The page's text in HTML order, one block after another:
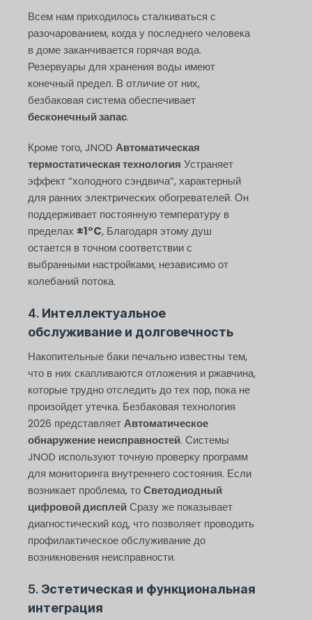
Всем нам приходилось сталкиваться с
разочарованием, когда у последнего человека
в доме заканчивается горячая вода.
Резервуары для хранения воды имеют
конечный предел. В отличие от них,
безбаковая система обеспечивает
бесконечный запас.
Кроме того, JNOD Автоматическая
термостатическая технология Устраняет
эффект “холодного сэндвича”, характерный
для ранних электрических обогревателей. Он
поддерживает постоянную температуру в
пределах ±1°C, Благодаря этому душ
остается в точном соответствии с
выбранными настройками, независимо от
колебаний потока.
4. Интеллектуальное
обслуживание и долговечность
Накопительные баки печально известны тем,
что в них скапливаются отложения и ржавчина,
которые трудно отследить до тех пор, пока не
произойдет утечка. Безбаковая технология
2026 представляетАвтоматическое
обнаружение неисправностей. Системы
JNOD используют точную проверку программ
для мониторинга внутреннего состояния. Если
возникает проблема, тоСветодиодный
цифровой дисплейСразу же показывает
диагностический код, что позволяет проводить
профилактическое обслуживание до
возникновения неисправности.
5. Эстетическая и функциональная
интеграция